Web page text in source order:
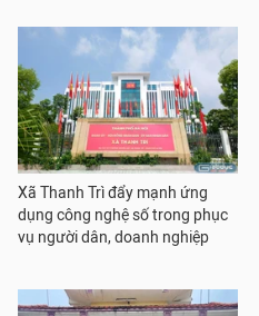
Xã Thanh Trì đẩy mạnh ứng
dụng công nghệ số trong phục
vụ người dân, doanh nghiệp